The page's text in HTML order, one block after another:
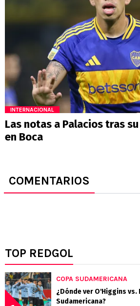
INTERNACIONAL
Las notas a Palacios tras
en Boca
COMENTARIOS
TOP REDGOL
COPA SUDAMERICANA
¿Dónde ver O'Higgins vs.
Sudamericana?